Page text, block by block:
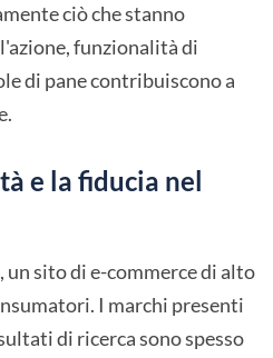
ciò che stanno
funzionalità di
di pane contribuiscono a
e la fiducia nel
sito di e-commerce di alto
I marchi presenti
di ricerca sono spesso